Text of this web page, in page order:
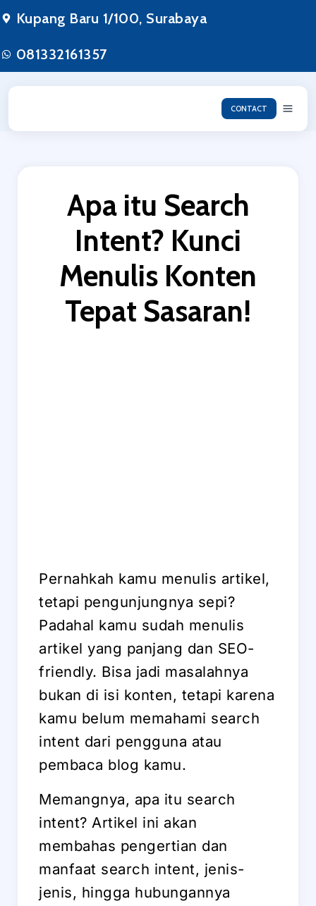
ke
konten
Kupang Baru 1/100, Surabaya
081332161357
CONTACT
Apa itu Search
Intent? Kunci
Menulis Konten
Tepat Sasaran!
Pernahkah kamu menulis artikel,
tetapi pengunjungnya sepi?
Padahal kamu sudah menulis
artikel yang panjang dan SEO-
friendly. Bisa jadi masalahnya
bukan di isi konten, tetapi karena
kamu belum memahami search
intent dari pengguna atau
pembaca blog kamu.
Memangnya, apa itu search
intent? Artikel ini akan
membahas pengertian dan
manfaat search intent, jenis-
jenis, hingga hubungannya